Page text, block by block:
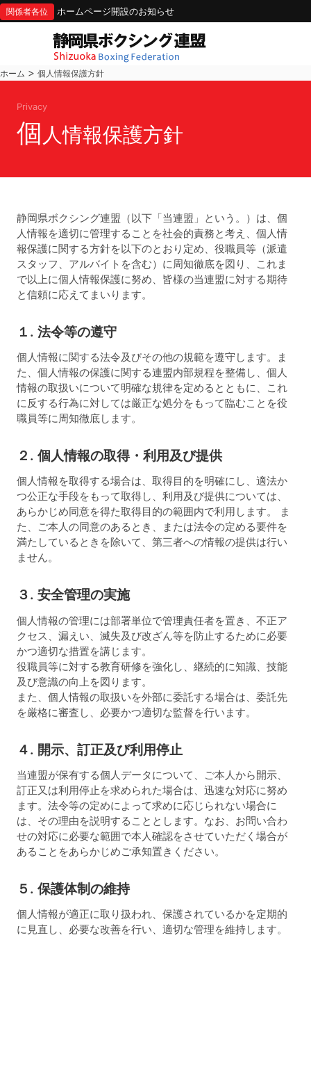
関係者各位 ホームページ開設のお知らせ
ホーム > 個人情報保護方針
Privacy
個 人情報保護方針
静岡県ボクシング連盟（以下「当連盟」という。）は、個
人情報を適切に管理することを社会的責務と考え、個人情
報保護に関する方針を以下のとおり定め、役職員等（派遣
スタッフ、アルバイトを含む）に周知徹底を図り、これま
で以上に個人情報保護に努め、皆様の当連盟に対する期待
と信頼に応えてまいります。
１. 法令等の遵守
個人情報に関する法令及びその他の規範を遵守します。ま
た、個人情報の保護に関する連盟内部規程を整備し、個人
情報の取扱いについて明確な規律を定めるとともに、これ
に反する行為に対しては厳正な処分をもって臨むことを役
職員等に周知徹底します。
２. 個人情報の取得・利用及び提供
個人情報を取得する場合は、取得目的を明確にし、適法か
つ公正な手段をもって取得し、利用及び提供については、
あらかじめ同意を得た取得目的の範囲内で利用します。 ま
た、ご本人の同意のあるとき、または法令の定める要件を
満たしているときを除いて、第三者への情報の提供は行い
ません。
３. 安全管理の実施
個人情報の管理には部署単位で管理責任者を置き、不正ア
クセス、漏えい、滅失及び改ざん等を防止するために必要
かつ適切な措置を講じます。
役職員等に対する教育研修を強化し、継続的に知識、技能
及び意識の向上を図ります。
また、個人情報の取扱いを外部に委託する場合は、委託先
を厳格に審査し、必要かつ適切な監督を行います。
４. 開示、訂正及び利用停止
当連盟が保有する個人データについて、ご本人から開示、
訂正又は利用停止を求められた場合は、迅速な対応に努め
ます。法令等の定めによって求めに応じられない場合に
は、その理由を説明することとします。なお、お問い合わ
せの対応に必要な範囲で本人確認をさせていただく場合が
あることをあらかじめご承知置きください。
５. 保護体制の維持
個人情報が適正に取り扱われ、保護されているかを定期的
に見直し、必要な改善を行い、適切な管理を維持します。